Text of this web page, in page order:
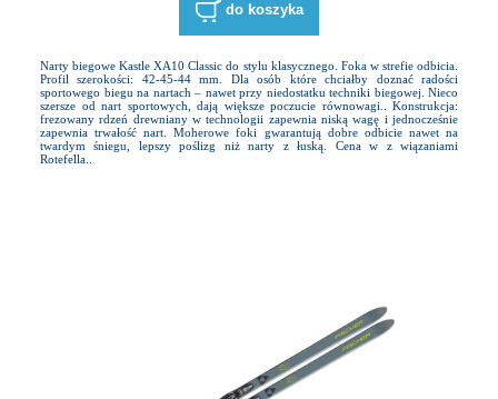
do koszyka
Narty biegowe Kastle XA10 Classic do stylu klasycznego. Foka w strefie odbicia.
Profil szerokości: 42-45-44 mm. Dla osób które chciałby doznać radości
sportowego biegu na nartach – nawet przy niedostatku techniki biegowej. Nieco
szersze od nart sportowych, dają większe poczucie równowagi.. Konstrukcja:
frezowany rdzeń drewniany w technologii zapewnia niską wagę i jednocześnie
zapewnia trwałość nart. Moherowe foki gwarantują dobre odbicie nawet na
twardym śniegu, lepszy poślizg niż narty z łuską. Cena w z wiązaniami
Rotefella..